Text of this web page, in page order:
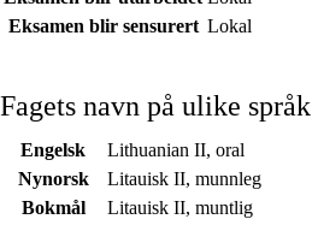
Eksamen blir sensurert Lokal
Fagets navn på ulike språk
Engelsk
Lithuanian II, oral
Nynorsk
Litauisk II, munnleg
Bokmål
Litauisk II, muntlig